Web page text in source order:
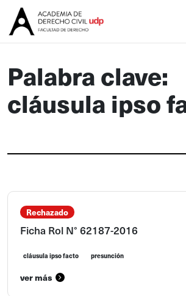
Palabra clave:
cláusula ipso
Rechazado
Ficha Rol N° 62187-2016
cláusula ipso facto presunción
ver más